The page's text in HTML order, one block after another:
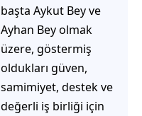
çalıştığınızda,
işlerinin gerçekten
çözüm üretmeye
odaklı olduğunu
hemen fark
ediyorsunuz.